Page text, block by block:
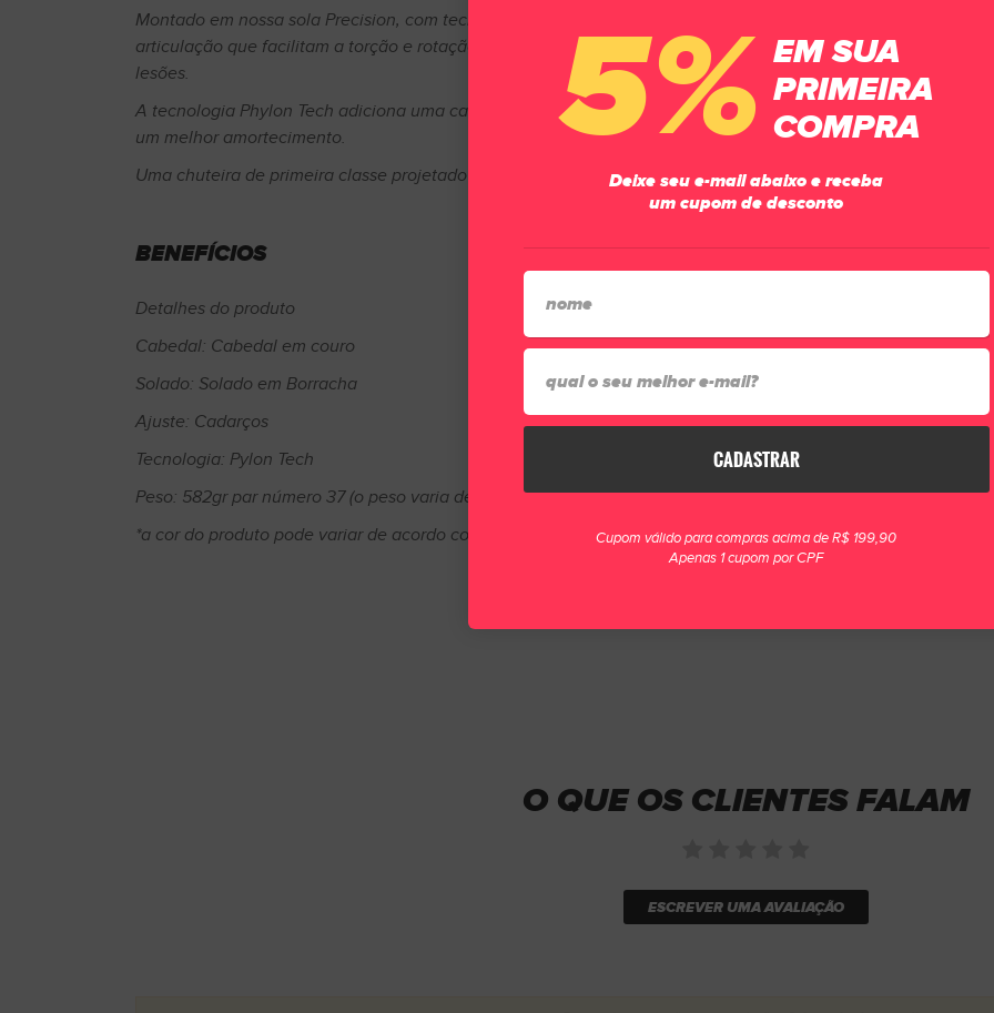
Montado em nossa sola Precision, com tecnologia K-Flex e pontos de
articulação que facilitam a torção e rotação do calçado para evitar
lesões.
A tecnologia Phylon Tech adiciona uma camada de EVA que permite
um melhor amortecimento.
Uma chuteira de primeira classe projetado para os melhores jogadores.
BENEFÍCIOS
Detalhes do produto
Cabedal: Cabedal em couro
Solado: Solado em Borracha
Ajuste: Cadarços
Tecnologia: Pylon Tech
Peso: 582gr par número 37 (o peso varia de acordo com a numeração)
*a cor do produto pode variar de acordo com a configuração da sua tela
O QUE OS CLIENTES FALAM
ESCREVER UMA AVALIAÇÃO
5% EM SUA
PRIMEIRA
COMPRA
Deixe seu e-mail abaixo e receba
um cupom de desconto
CADASTRAR
Cupom válido para compras acima de R$ 199,90
Apenas 1 cupom por CPF